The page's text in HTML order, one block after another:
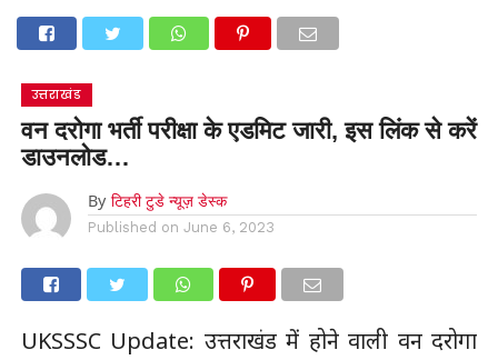
उत्तराखंड
वन दरोगा भर्ती परीक्षा के एडमिट जारी, इस लिंक से करें
डाउनलोड…
By टिहरी टुडे न्यूज़ डेस्क
Published on June 6, 2023
UKSSSC Update: उत्तराखंड में होने वाली वन दरोगा